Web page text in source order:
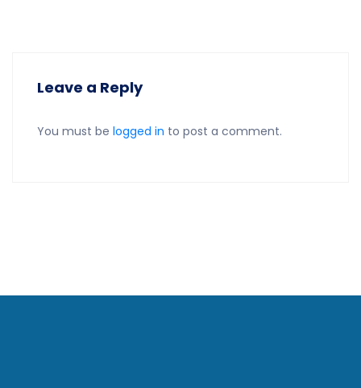
Leave a Reply
You must be logged in to post a comment.